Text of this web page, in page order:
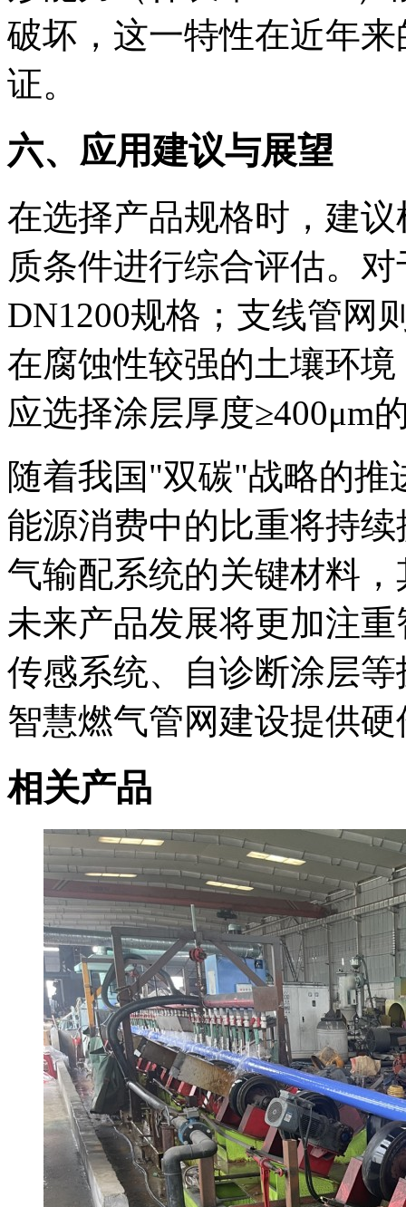
破坏，这一特性在近年
证。
六、应用建议与展望
在选择产品规格时，建
质条件进行综合评估。
DN1200规格；支线管网
在腐蚀性较强的土壤环
应选择涂层厚度≥400μm
随着我国"双碳"战略的推
能源消费中的比重将持
气输配系统的关键材料
未来产品发展将更加注
传感系统、自诊断涂层
智慧燃气管网建设提供
相关产品